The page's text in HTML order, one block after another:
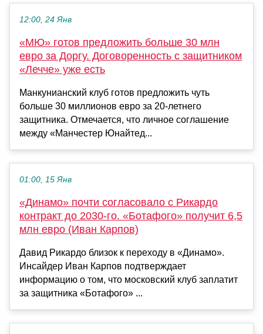
12:00, 24 Янв
«МЮ» готов предложить больше 30 млн
евро за Доргу. Договоренность с защитником
«Лечче» уже есть
Манкунианский клуб готов предложить чуть
больше 30 миллионов евро за 20-летнего
защитника. Отмечается, что личное соглашение
между «Манчестер Юнайтед...
01:00, 15 Янв
«Динамо» почти согласовало с Рикардо
контракт до 2030-го. «Ботафого» получит 6,5
млн евро (Иван Карпов)
Давид Рикардо близок к переходу в «Динамо».
Инсайдер Иван Карпов подтверждает
информацию о том, что московский клуб заплатит
за защитника «Ботафого» ...